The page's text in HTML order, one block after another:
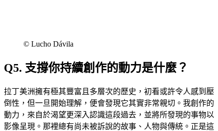
©︎ Lucho Dávila
Q5. 支撐你持續創作的動力是什麼？
拉丁美洲擁有極其豐富且多層次的歷史，初看或許令人感到壓
倒性，但一旦開始理解，便會發現它其實非常親切。我創作的
動力，來自於渴望更深入認識這段過去，並將所發現的事物以
影像呈現。那裡總有尚未被訴說的故事、人物與傳統。正是這